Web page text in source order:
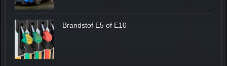
Brandstof E5 of E10